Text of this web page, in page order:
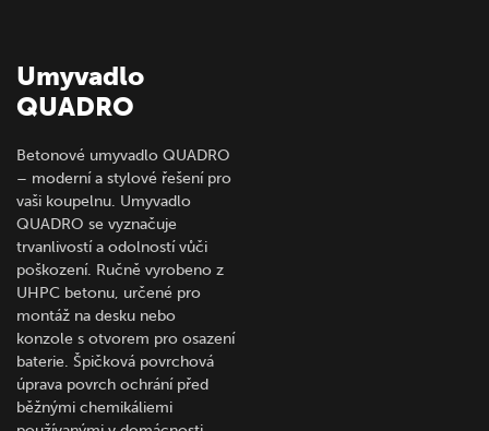
Umyvadlo
QUADRO
Betonové umyvadlo QUADRO
– moderní a stylové řešení pro
vaši koupelnu. Umyvadlo
QUADRO se vyznačuje
trvanlivostí a odolností vůči
poškození. Ručně vyrobeno z
UHPC betonu, určené pro
montáž na desku nebo
konzole s otvorem pro osazení
baterie. Špičková povrchová
úprava povrch ochrání před
běžnými chemikáliemi